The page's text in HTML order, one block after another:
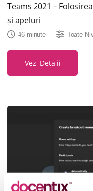
Teams 2021 –
și apeluri
46 minute Toate
Vezi Detalii